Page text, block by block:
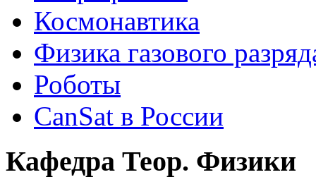
Космонавтика
Физика газового
Роботы
CanSat в России
Кафедра Теор. Физики